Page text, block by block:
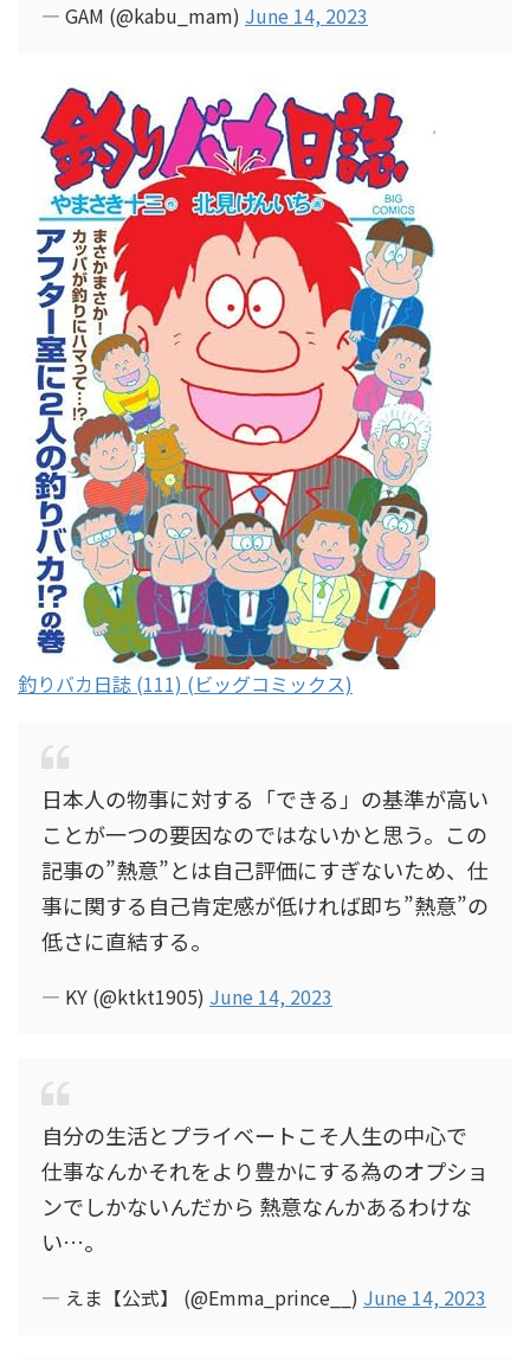
— GAM (@kabu_mam) June 14, 2023
釣りバカ日誌 (111) (ビッグコミックス)
日本人の物事に対する「できる」の基準が高い
ことが一つの要因なのではないかと思う。この
記事の”熱意”とは自己評価にすぎないため、仕
事に関する自己肯定感が低ければ即ち”熱意”の
低さに直結する。
— KY (@ktkt1905) June 14, 2023
自分の生活とプライベートこそ人生の中心で
仕事なんかそれをより豊かにする為のオプショ
ンでしかないんだから 熱意なんかあるわけな
い…。
— えま【公式】 (@Emma_prince__) June 14, 2023